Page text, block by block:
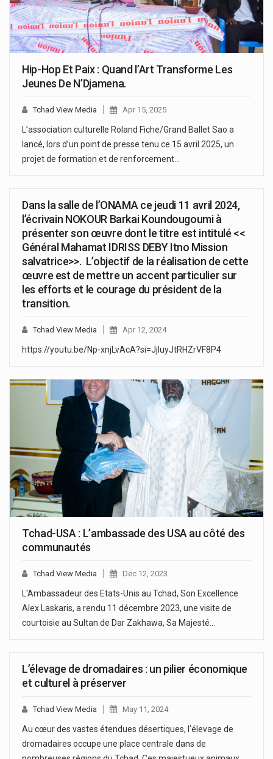
Hip-Hop Et Paix : Quand l’Art Transforme Les
Jeunes De N’Djamena.
Tchad View Media Apr 15, 2025
L’association culturelle Roland Fiche/Grand Ballet Sao a
lancé, lors d’un point de presse tenu ce 15 avril 2025, un
projet de formation et de renforcement…
Dans la salle de l’ONAMA ce jeudi 11 avril 2024,
l’écrivain NOKOUR Barkai Koundougoumi à
présenter son œuvre dont le titre est intitulé <<
Général Mahamat IDRISS DEBY Itno Mission
salvatrice>>. L’objectif de la réalisation de cette
œuvre est de mettre un accent particulier sur
les efforts et le courage du président de la
transition.
Tchad View Media Apr 12, 2024
https://youtu.be/Np-xnjLvAcA?si=JjluyJtRHZrVF8P4
Tchad-USA : L’ambassade des USA au côté des
communautés
Tchad View Media Dec 12, 2023
L'Ambassadeur des Etats-Unis au Tchad, Son Excellence
Alex Laskaris, a rendu 11 décembre 2023, une visite de
courtoisie au Sultan de Dar Zakhawa, Sa Majesté…
L’élevage de dromadaires : un pilier économique
et culturel à préserver
Tchad View Media May 11, 2024
Au cœur des vastes étendues désertiques, l'élevage de
dromadaires occupe une place centrale dans de